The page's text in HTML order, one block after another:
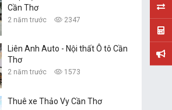
Cần Thơ
2 năm trước 2347
Liên Anh Auto - Nội thất Ô tô Cần
Thơ
2 năm trước 1573
Thuê xe Thảo Vy Cần Thơ